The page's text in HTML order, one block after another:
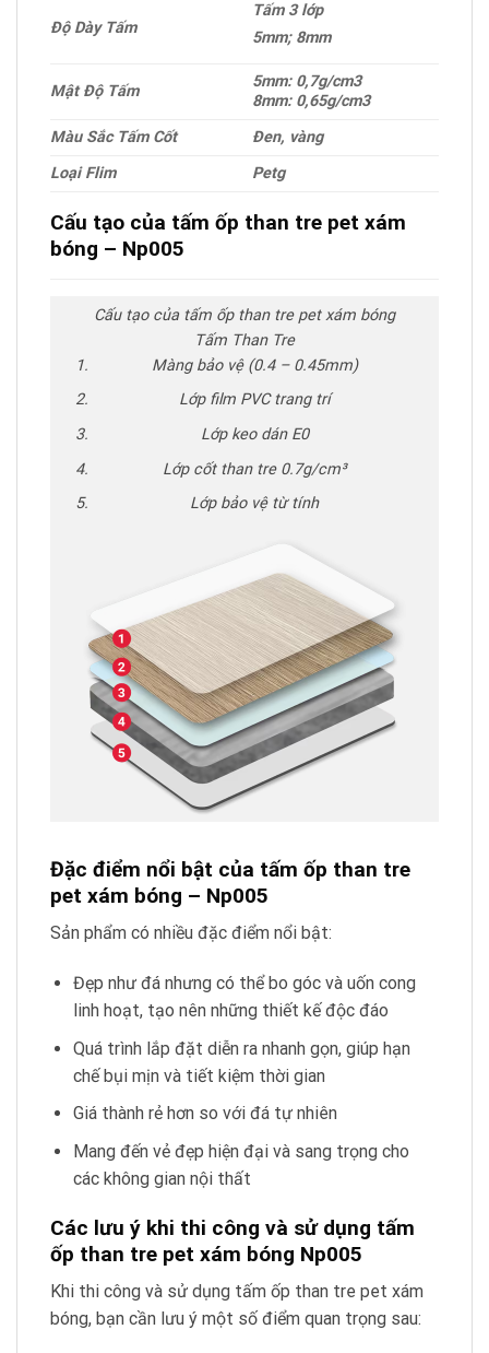
Độ Dày Tấm
Tấm 3 lớp
5mm; 8mm
Mật Độ Tấm
5mm: 0,7g/cm3
8mm: 0,65g/cm3
Màu Sắc Tấm Cốt
Đen, vàng
Loại Flim
Petg
Cấu tạo của tấm ốp than tre pet xám
bóng – Np005
Cấu tạo của tấm ốp than tre pet xám bóng
Tấm Than Tre
Màng bảo vệ (0.4 – 0.45mm)
Lớp film PVC trang trí
Lớp keo dán E0
Lớp cốt than tre 0.7g/cm³
Lớp bảo vệ từ tính
Đặc điểm nổi bật của tấm ốp than tre
pet xám bóng – Np005
Sản phẩm có nhiều đặc điểm nổi bật:
Đẹp như đá nhưng có thể bo góc và uốn cong
linh hoạt, tạo nên những thiết kế độc đáo
Quá trình lắp đặt diễn ra nhanh gọn, giúp hạn
chế bụi mịn và tiết kiệm thời gian
Giá thành rẻ hơn so với đá tự nhiên
Mang đến vẻ đẹp hiện đại và sang trọng cho
các không gian nội thất
Các lưu ý khi thi công và sử dụng tấm
ốp than tre pet xám bóng Np005
Khi thi công và sử dụng tấm ốp than tre pet xám
bóng, bạn cần lưu ý một số điểm quan trọng sau: